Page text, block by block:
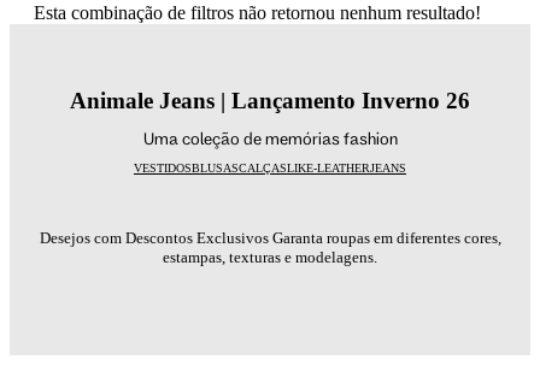
Esta combinação de filtros não retornou nenhum resultado!
Animale Jeans | Lançamento Inverno 26
Uma coleção de memórias fashion
VESTIDOSBLUSASCALÇASLIKE-LEATHERJEANS
Desejos com Descontos Exclusivos Garanta roupas em diferentes cores,
estampas, texturas e modelagens.